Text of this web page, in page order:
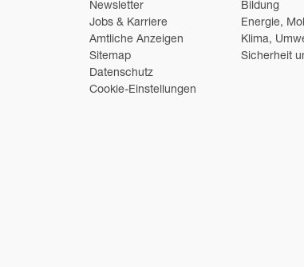
Newsletter
Jobs & Karriere
Amtliche Anzeigen
Sitemap
Datenschutz
Cookie-Einstellungen
Bildung
Energie,
Klima,
Sicherheit